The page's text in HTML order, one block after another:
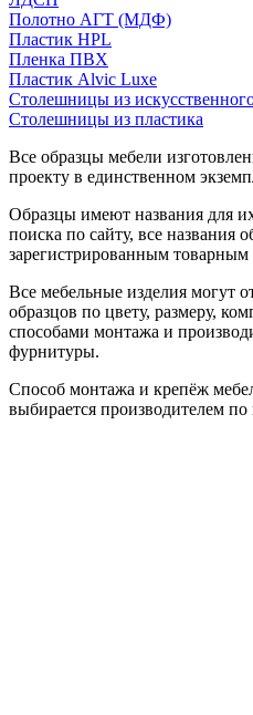
Полотно АГТ (МДФ)
Пластик HPL
Пленка ПВХ
Пластик Alvic Luxe
Столешницы из
Столешницы из пластика
Все образцы мебели
проекту в единственном
Образцы имеют названия для
поиска по сайту, все названия
зарегистрированным товарным
Все мебельные изделия могут
образцов по цвету, размеру,
способами монтажа и
фурнитуры.
Способ монтажа и крепёж
выбирается производителем